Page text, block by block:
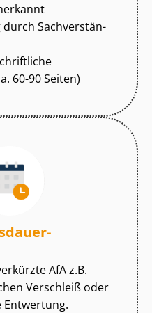
durch Sach­ver­stän­
60-90 Seiten)
AfA z.B.
Verschleiß oder